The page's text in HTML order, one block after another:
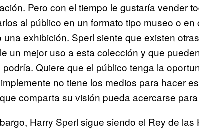
Pero con el tiempo le gustaría vender
al público en un formato tipo museo o
exhibición. Sperl siente que existen
un mejor uso a esta colección y que
Quiere que el público tenga la
no tiene los medios para hacer
comparta su visión pueda acercarse
Harry Sperl sigue siendo el Rey de las